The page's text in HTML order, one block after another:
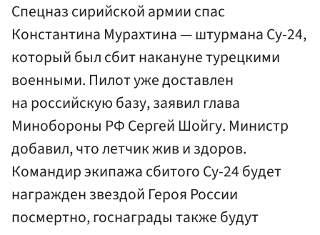
Спецназ сирийской армии спас
Константина Мурахтина — штурмана Су-24,
который был сбит накануне турецкими
военными. Пилот уже доставлен
на российскую базу, заявил глава
Минобороны РФ Сергей Шойгу. Министр
добавил, что летчик жив и здоров.
Командир экипажа сбитого Су-24 будет
награжден звездой Героя России
посмертно, госнаграды также будут